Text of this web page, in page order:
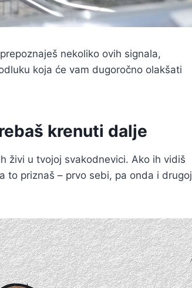
nekoliko ovih signala,
koja će vam dugoročno olakšati
krenuti dalje
živi u tvojoj svakodnevici. Ako ih vidiš
to priznaš – prvo sebi, pa onda i drugoj